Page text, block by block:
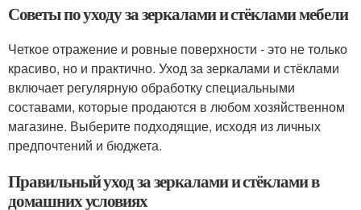
Советы по уходу за зеркалами и стёклами мебели
Четкое отражение и ровные поверхности - это не только
красиво, но и практично. Уход за зеркалами и стёклами
включает регулярную обработку специальными
составами, которые продаются в любом хозяйственном
магазине. Выберите подходящие, исходя из личных
предпочтений и бюджета.
Правильный уход за зеркалами и стёклами в
домашних условиях